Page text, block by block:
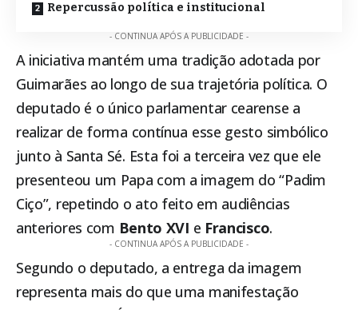
Repercussão política e institucional
- CONTINUA APÓS A PUBLICIDADE -
A iniciativa mantém uma tradição adotada por
Guimarães ao longo de sua trajetória política. O
deputado é o único parlamentar cearense a
realizar de forma contínua esse gesto simbólico
junto à Santa Sé. Esta foi a terceira vez que ele
presenteou um Papa com a imagem do “Padim
Ciço”, repetindo o ato feito em audiências
anteriores com Bento XVI e Francisco.
- CONTINUA APÓS A PUBLICIDADE -
Segundo o deputado, a entrega da imagem
representa mais do que uma manifestação